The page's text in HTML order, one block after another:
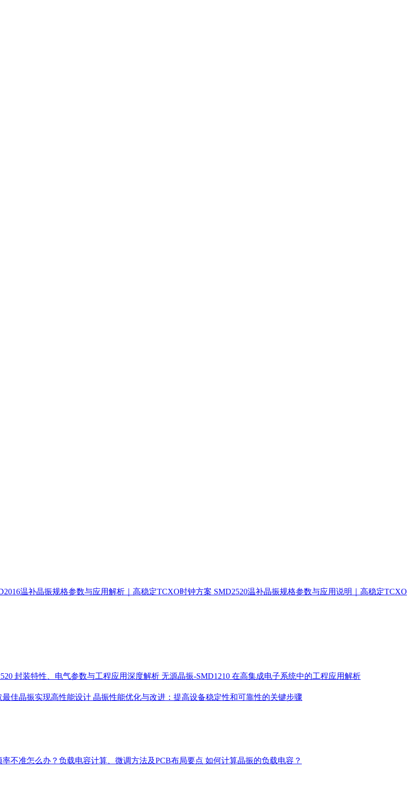
温补晶振规格参数与应用解析｜高稳定TCXO时钟方案 SMD2520温补晶振规格参数与应用说明｜高稳定TCXO
封装特性、电气参数与工程应用深度解析 无源晶振-SMD1210 在高集成电子系统中的工程应用解析
佳晶振实现高性能设计 晶振性能优化与改进：提高设备稳定性和可靠性的关键步骤
率不准怎么办？负载电容计算、微调方法及PCB布局要点 如何计算晶振的负载电容？